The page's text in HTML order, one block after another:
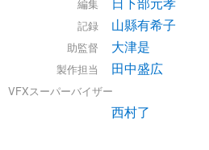
編集
記録 山縣有希子
助監督 大津是
製作担当 田中盛広
VFXスーパーバイザー
西村了